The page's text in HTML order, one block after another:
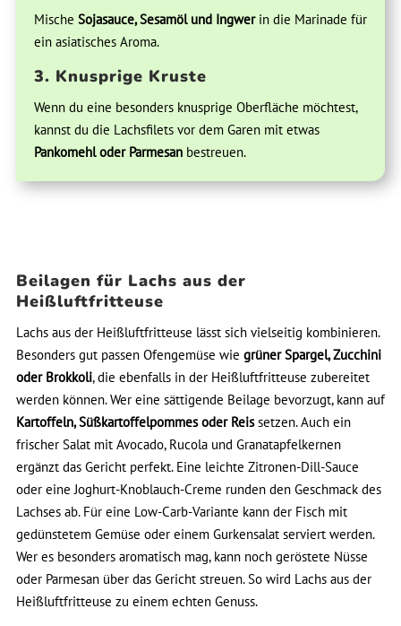
Mische Sojasauce, Sesamöl und Ingwerin die Marinade für
ein asiatisches Aroma.
3. Knusprige Kruste
Wenn du eine besonders knusprige Oberfläche möchtest,
kannst du die Lachsfilets vor dem Garen mit etwas
Pankomehl oder Parmesanbestreuen.
Beilagen für Lachs aus der
Heißluftfritteuse
Lachs aus der Heißluftfritteuse lässt sich vielseitig kombinieren.
Besonders gut passen Ofengemüse wie grüner Spargel, Zucchini
oder Brokkoli, die ebenfalls in der Heißluftfritteuse zubereitet
werden können. Wer eine sättigende Beilage bevorzugt, kann auf
Kartoffeln, Süßkartoffelpommes oder Reissetzen. Auch ein
frischer Salat mit Avocado, Rucola und Granatapfelkernen
ergänzt das Gericht perfekt. Eine leichte Zitronen-Dill-Sauce
oder eine Joghurt-Knoblauch-Creme runden den Geschmack des
Lachses ab. Für eine Low-Carb-Variante kann der Fisch mit
gedünstetem Gemüse oder einem Gurkensalat serviert werden.
Wer es besonders aromatisch mag, kann noch geröstete Nüsse
oder Parmesan über das Gericht streuen. So wird Lachs aus der
Heißluftfritteuse zu einem echten Genuss.